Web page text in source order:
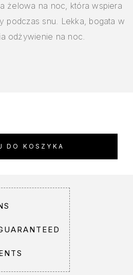
żelowa na noc, która wspiera
podczas snu. Lekka, bogata w
odżywienie na noc.
DO KOSZYKA